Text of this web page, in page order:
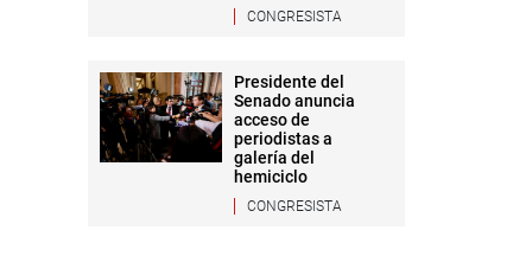
CONGRESISTA
Presidente del
Senado anuncia
acceso de
periodistas a
galería del
hemiciclo
CONGRESISTA